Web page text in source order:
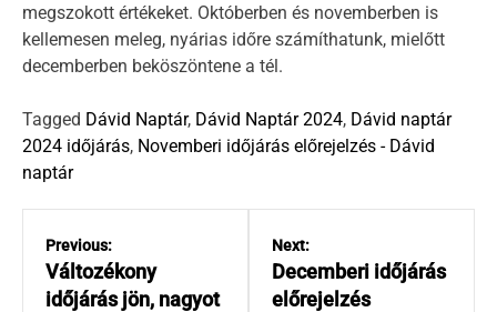
megszokott értékeket. Októberben és novemberben is
kellemesen meleg, nyárias időre számíthatunk, mielőtt
decemberben beköszöntene a tél.
Tagged Dávid Naptár, Dávid Naptár 2024, Dávid naptár
2024 időjárás, Novemberi időjárás előrejelzés - Dávid
naptár
B
Previous:
Változékony
időjárás jön, nagyot
Next:
Decemberi időjárás
előrejelzés